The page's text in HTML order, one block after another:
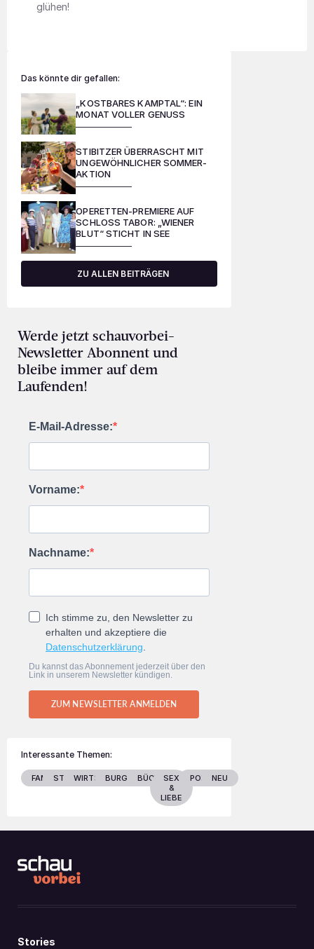
glühen!
Das könnte dir gefallen:
„KOSTBARES KAMPTAL“: EIN
MONAT VOLLER GENUSS
STIBITZER ÜBERRASCHT MIT
UNGEWÖHNLICHER SOMMER-
AKTION
OPERETTEN-PREMIERE AUF
SCHLOSS TABOR: „WIENER
BLUT“ STICHT IN SEE
ZU ALLEN BEITRÄGEN
Werde jetzt schauvorbei-
Newsletter Abonnent und
bleibe immer auf dem
Laufenden!
E-Mail-Adresse:
Vorname:
Nachname:
Ich stimme zu, den Newsletter zu
erhalten und akzeptiere die
Datenschutzerklärung
Du kannst das Abonnement jederzeit über den
Link in unserem Newsletter kündigen.
ZUM NEWSLETTER ANMELDEN
Interessante Themen:
FAMILIESTARSWIRTSCHAFTBURGENLANDBÜCHERSEX
&
LIEBE
POLITIKNEU
Stories